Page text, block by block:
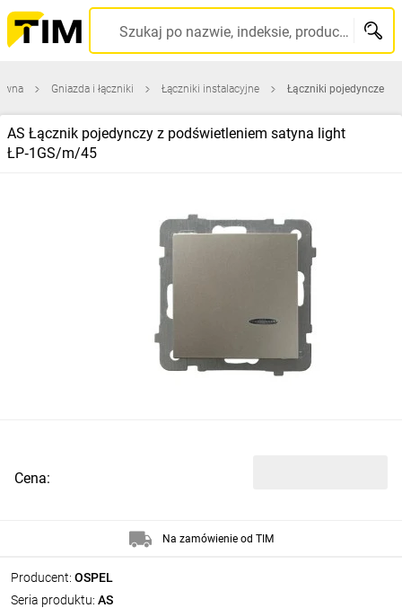
Szukaj po nazwie, indeksie, producencie, kodzie kreskowym...
Gniazda i łączniki Łączniki instalacyjne Łączniki pojedyncze
AS Łącznik pojedynczy z podświetleniem satyna light
ŁP‑1GS/m/45
Producent: OSPEL
Seria produktu: AS
Cena:
Na zamówienie od TIM